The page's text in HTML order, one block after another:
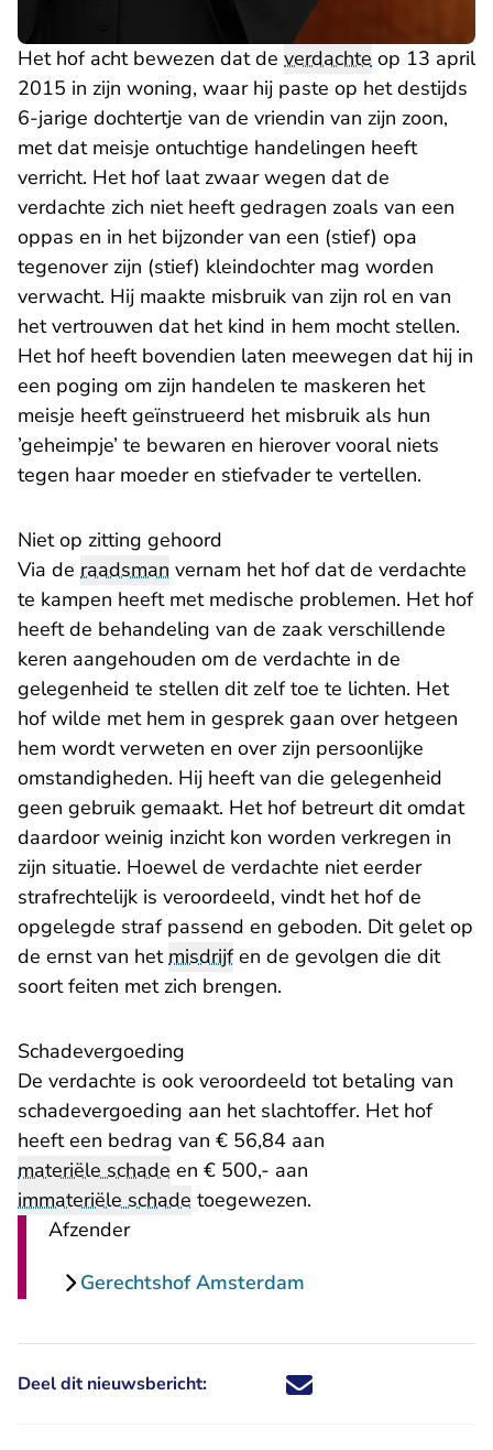
Het hof acht bewezen dat de verdachte op 13 april
2015 in zijn woning, waar hij paste op het destijds
6-jarige dochtertje van de vriendin van zijn zoon,
met dat meisje ontuchtige handelingen heeft
verricht. Het hof laat zwaar wegen dat de
verdachte zich niet heeft gedragen zoals van een
oppas en in het bijzonder van een (stief) opa
tegenover zijn (stief) kleindochter mag worden
verwacht. Hij maakte misbruik van zijn rol en van
het vertrouwen dat het kind in hem mocht stellen.
Het hof heeft bovendien laten meewegen dat hij in
een poging om zijn handelen te maskeren het
meisje heeft geïnstrueerd het misbruik als hun
’geheimpje’ te bewaren en hierover vooral niets
tegen haar moeder en stiefvader te vertellen.
Niet op zitting gehoord
Via de raadsman vernam het hof dat de verdachte
te kampen heeft met medische problemen. Het hof
heeft de behandeling van de zaak verschillende
keren aangehouden om de verdachte in de
gelegenheid te stellen dit zelf toe te lichten. Het
hof wilde met hem in gesprek gaan over hetgeen
hem wordt verweten en over zijn persoonlijke
omstandigheden. Hij heeft van die gelegenheid
geen gebruik gemaakt. Het hof betreurt dit omdat
daardoor weinig inzicht kon worden verkregen in
zijn situatie. Hoewel de verdachte niet eerder
strafrechtelijk is veroordeeld, vindt het hof de
opgelegde straf passend en geboden. Dit gelet op
de ernst van hetmisdrijfen de gevolgen die dit
soort feiten met zich brengen.
Schadevergoeding
De verdachte is ook veroordeeld tot betaling van
schadevergoeding aan het slachtoffer. Het hof
heeft een bedrag van € 56,84 aan
materiële schade en € 500,- aan
immateriële schade toegewezen.
Afzender
Gerechtshof Amsterdam
Deel dit nieuwsbericht: Deel dit nieuwsbericht via X -
Deel dit nieuwsbericht via
Deel dit nieuwsbericht
Deel dit